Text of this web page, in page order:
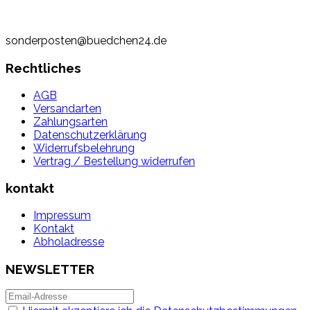
sonderposten@buedchen24.de
Rechtliches
AGB
Versandarten
Zahlungsarten
Datenschutzerklärung
Widerrufsbelehrung
Vertrag / Bestellung widerrufen
kontakt
Impressum
Kontakt
Abholadresse
NEWSLETTER